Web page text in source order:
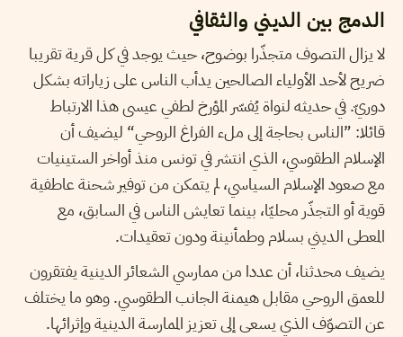
الدمج بين الديني والثقافي
لا يزال التصوف متجذّرا بوضوح، حيث يوجد في كل قرية تقريبا
ضريح لأحد الأولياء الصالحين يدأب الناس على زياراته بشكل
دوريّ. في حديثه لنواة يُفسّر المؤرخ لطفي عيسى هذا الارتباط
قائلا: ”الناس بحاجة إلى ملء الفراغ الروحي“ ليضيف أن
الإسلام الطقوسي، الذي انتشر في تونس منذ أواخر الستينيات
مع صعود الإسلام السياسي، لم يتمكن من توفير شحنة عاطفية
قوية أو التجذّر محليّا، بينما تعايش الناس في السابق، مع
المعطى الديني بسلام وطمأنينة ودون تعقيدات.
يضيف محدثنا، أن عددا من ممارسي الشعائر الدينية يفتقرون
للعمق الروحي مقابل هيمنة الجانب الطقوسي. وهو ما يختلف
عن التصوّف الذي يسعى إلى تعزيز الممارسة الدينية وإثرائها.